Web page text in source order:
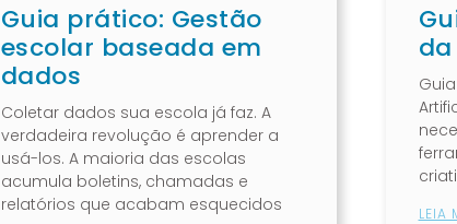
Guia prático: Gestão
escolar baseada em
dados
Coletar dados sua escola já faz. A
verdadeira revolução é aprender a
usá-los. A maioria das escolas
acumula boletins, chamadas e
relatórios que acabam esquecidos
LEIA